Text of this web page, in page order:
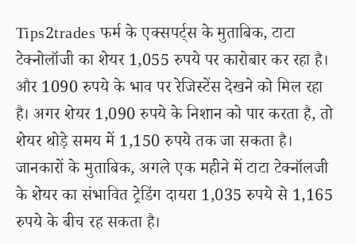
Tips2trades फर्म के एक्सपर्ट्स के मुताबिक, टाटा
टेक्नोलॉजी का शेयर 1,055 रुपये पर कारोबार कर रहा है।
और 1090 रुपये के भाव पर रेजिस्टेंस देखने को मिल रहा
है। अगर शेयर 1,090 रुपये के निशान को पार करता है, तो
शेयर थोड़े समय में 1,150 रुपये तक जा सकता है।
जानकारों के मुताबिक, अगले एक महीने में टाटा टेक्नॉलजी
के शेयर का संभावित ट्रेडिंग दायरा 1,035 रुपये से 1,165
रुपये के बीच रह सकता है।